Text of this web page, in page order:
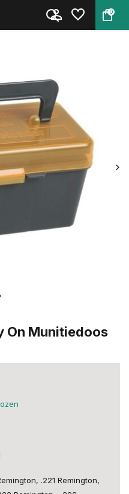
0
On Muniti...
On Munitiedoos
.221 Remington,